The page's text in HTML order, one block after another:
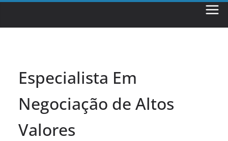
Especialista Em
Negociação de Altos
Valores